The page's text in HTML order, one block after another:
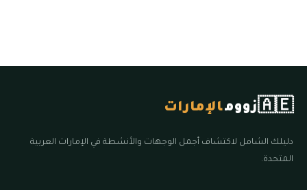
🇦🇪زوومالإمارات
دليلك الشامل لاكتشاف أجمل الوجهات والأنشطة في الإمارات العربية
المتحدة.